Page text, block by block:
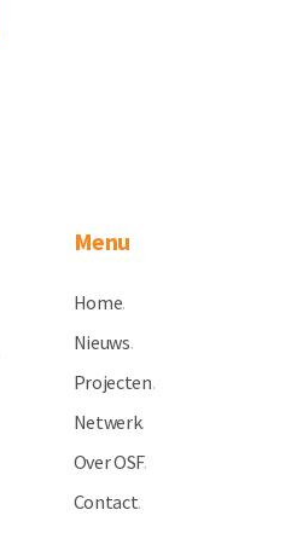
Menu
Home.
Nieuws.
Projecten.
Netwerk.
Over OSF.
Contact.